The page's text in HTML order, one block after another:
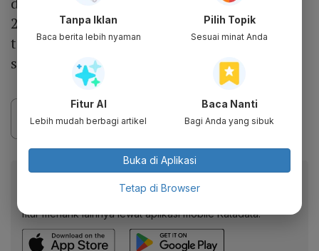
27.040.878. Hasyim mengatakan hasil
tersebut didapat dari 164.227.475 jumlah
suara sah.
Baca artikel ini lewat aplikasi mobile.
fitur menarik lainnya lewat aplikasi mobile Katadata.
Tanpa Iklan
Baca berita lebih nyaman
Pilih Topik
Sesuai minat Anda
Fitur AI
Lebih mudah berbagi artikel
Baca Nanti
Bagi Anda yang sibuk
Buka di Aplikasi
Tetap di Browser